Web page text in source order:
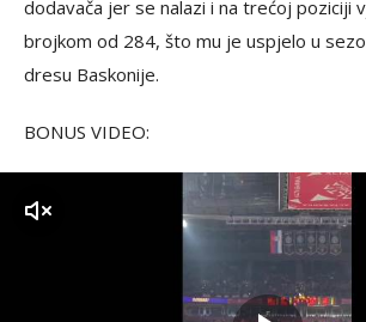
dodavača jer se nalazi i na trećoj poziciji
brojkom od 284, što mu je uspjelo u
dresu Baskonije.
BONUS VIDEO: